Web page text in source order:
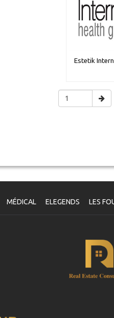
Estetik
MÉDICAL ELEGENDS LES